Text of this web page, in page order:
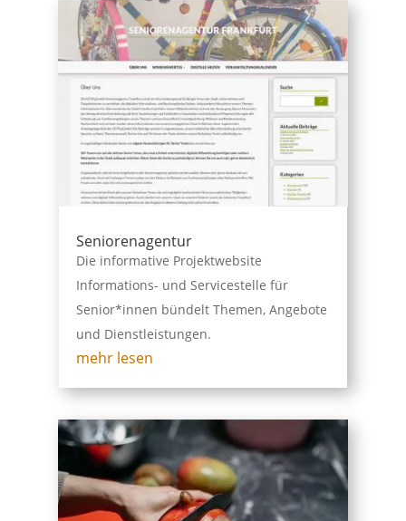
Seniorenagentur
Die informative Projektwebsite
Informations- und Servicestelle für
Senior*innen bündelt Themen, Angebote
und Dienstleistungen.
mehr lesen